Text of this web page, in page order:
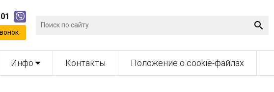
Инфо Контакты Положение о cookie-файлах